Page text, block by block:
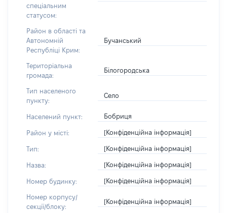
спеціальним
статусом:
Район в області та
Автономній
Республіці Крим:
Бучанський
Територіальна
громада:
Білогородська
Тип населеного
пункту:
Село
Населений пункт: Бобриця
Район у місті: [Конфіденційна інформація]
Тип: [Конфіденційна інформація]
Назва: [Конфіденційна інформація]
Номер будинку: [Конфіденційна інформація]
Номер корпусу/
секції/блоку:
[Конфіденційна інформація]